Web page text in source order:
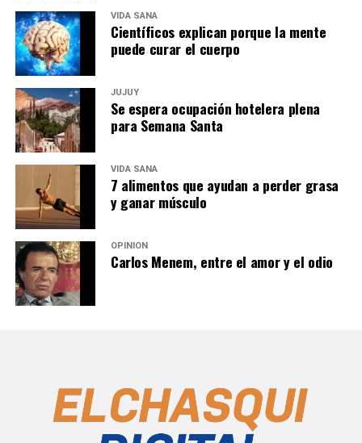
VIDA SANA
Científicos explican porque la mente
puede curar el cuerpo
JUJUY
Se espera ocupación hotelera plena
para Semana Santa
VIDA SANA
7 alimentos que ayudan a perder grasa
y ganar músculo
OPINIÓN
Carlos Menem, entre el amor y el odio